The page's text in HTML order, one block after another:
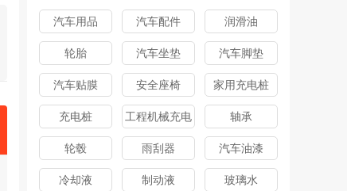
汽车用品 汽车配件 润滑油
轮胎 汽车坐垫 汽车脚垫
汽车贴膜 安全座椅 家用充电桩
充电桩
工程机械充电
桩
轴承
轮毂 雨刮器 汽车油漆
冷却液 制动液 玻璃水